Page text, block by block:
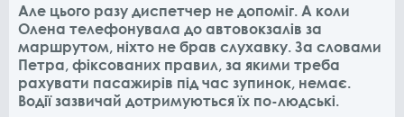
Але цього разу диспетчер не допоміг. А коли
Олена телефонувала до автовокзалів за
маршрутом, ніхто не брав слухавку. За словами
Петра, фіксованих правил, за якими треба
рахувати пасажирів під час зупинок, немає.
Водії зазвичай дотримуються їх по-людські.